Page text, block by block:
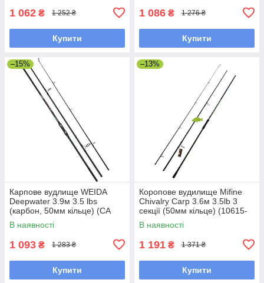
1 062 ₴ 1 252 ₴
Купити
1 086 ₴ 1 276 ₴
Купити
–15%
Карпове вудлище WEIDA
Deepwater 3.9м 3.5 lbs
(карбон, 50мм кільце) (CA
076)
В наявності
1 093 ₴ 1 283 ₴
Купити
–13%
Коропове вудилище Mifine
Chivalry Carp 3.6м 3.5lb 3
секції (50мм кільце) (10615-
360)
В наявності
1 191 ₴ 1 371 ₴
Купити